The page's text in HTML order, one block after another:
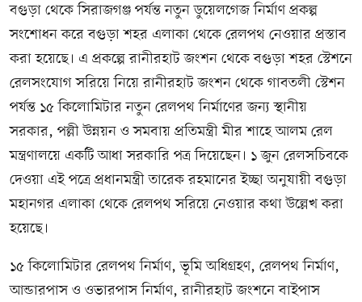
বগুড়া থেকে সিরাজগঞ্জ পর্যন্ত নতুন ডুয়েলগেজ নির্মাণ প্রকল্প
সংশোধন করে বগুড়া শহর এলাকা থেকে রেলপথ নেওয়ার প্রস্তাব
করা হয়েছে। এ প্রকল্পে রানীরহাট জংশন থেকে বগুড়া শহর স্টেশনে
রেলসংযোগ সরিয়ে নিয়ে রানীরহাট জংশন থেকে গাবতলী স্টেশন
পর্যন্ত ১৫ কিলোমিটার নতুন রেলপথ নির্মাণের জন্য স্থানীয়
সরকার, পল্লী উন্নয়ন ও সমবায় প্রতিমন্ত্রী মীর শাহে আলম রেল
মন্ত্রণালয়ে একটি আধা সরকারি পত্র দিয়েছেন। ১ জুন রেলসচিবকে
দেওয়া এই পত্রে প্রধানমন্ত্রী তারেক রহমানের ইচ্ছা অনুযায়ী বগুড়া
মহানগর এলাকা থেকে রেলপথ সরিয়ে নেওয়ার কথা উল্লেখ করা
হয়েছে।
১৫ কিলোমিটার রেলপথ নির্মাণ, ভূমি অধিগ্রহণ, রেলপথ নির্মাণ,
আন্ডারপাস ও ওভারপাস নির্মাণ, রানীরহাট জংশনে বাইপাস